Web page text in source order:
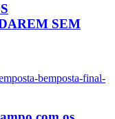
SEM
bemposta-final-